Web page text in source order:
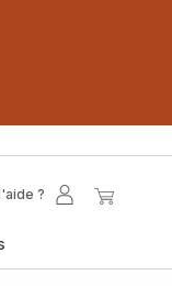
?
Mon